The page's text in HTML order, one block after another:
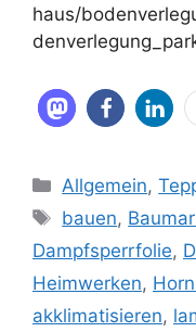
haus/
Kategorien
Allgemein,
Schlagwörter
bauen,
Dampfsperrfolie,
Heimwerken,
akklimatisieren,